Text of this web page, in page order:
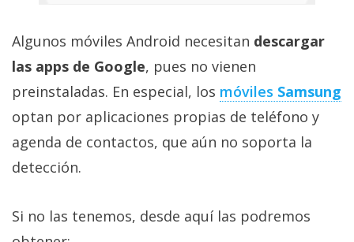
Algunos móviles Android necesitan descargar
las apps de Google, pues no vienen
preinstaladas. En especial, los móviles Samsung
optan por aplicaciones propias de teléfono y
agenda de contactos, que aún no soporta la
detección.
Si no las tenemos, desde aquí las podremos